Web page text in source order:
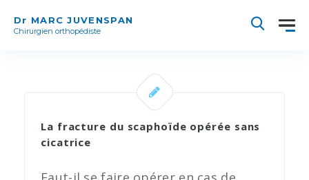
Dr MARC JUVENSPAN
Chirurgien orthopédiste
La fracture du scaphoïde opérée sans
cicatrice